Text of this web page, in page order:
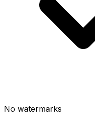
No watermarks